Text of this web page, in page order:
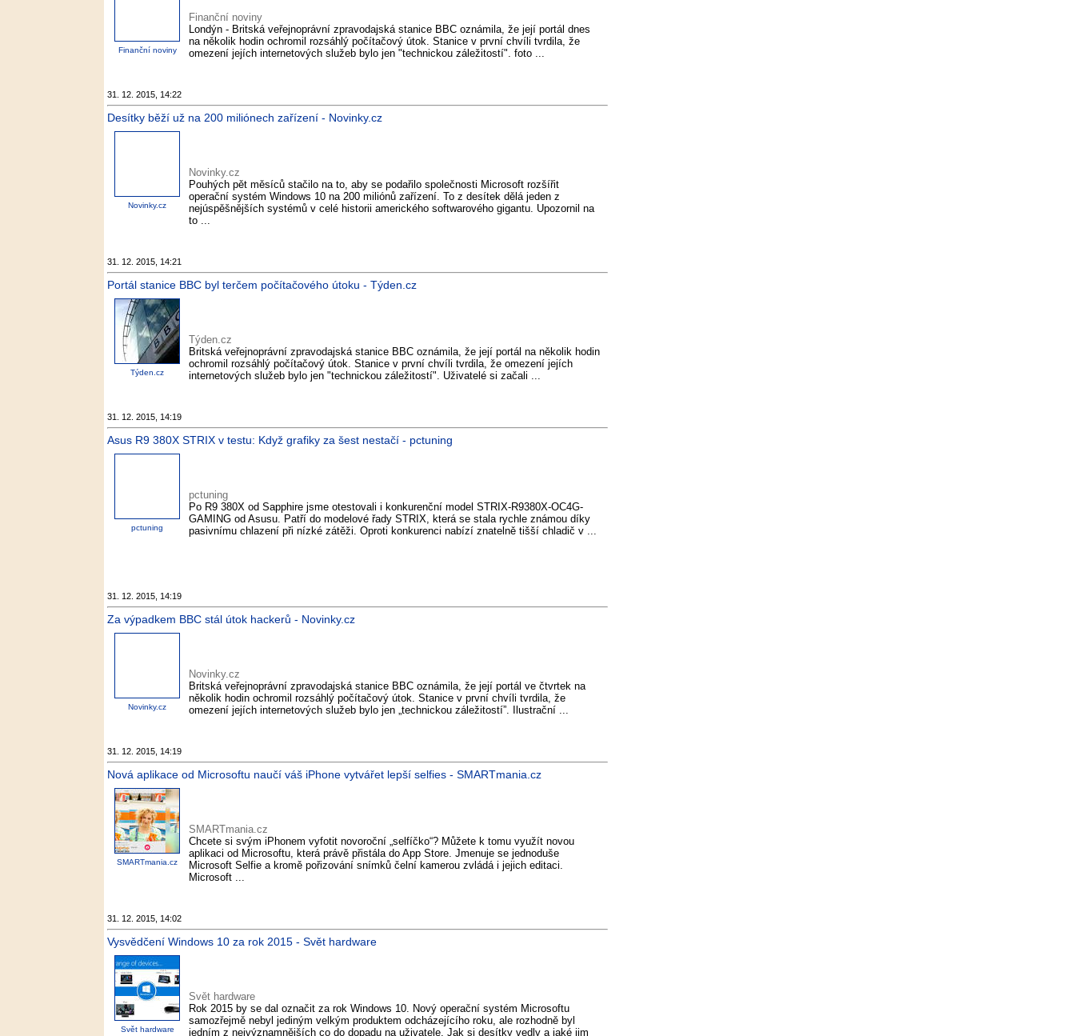
Finanční noviny
Finanční noviny
Londýn - Britská veřejnoprávní zpravodajská stanice BBC oznámila, že její portál dnes
na několik hodin ochromil rozsáhlý počítačový útok. Stanice v první chvíli tvrdila, že
omezení jejích internetových služeb bylo jen "technickou záležitostí". foto ...
31. 12. 2015, 14:22
Desítky běží už na 200 miliónech zařízení - Novinky.cz
Novinky.cz
Novinky.cz
Pouhých pět měsíců stačilo na to, aby se podařilo společnosti Microsoft rozšířit
operační systém Windows 10 na 200 miliónů zařízení. To z desítek dělá jeden z
nejúspěšnějších systémů v celé historii amerického softwarového gigantu. Upozornil na
to ...
31. 12. 2015, 14:21
Portál stanice BBC byl terčem počítačového útoku - Týden.cz
Týden.cz
Týden.cz
Britská veřejnoprávní zpravodajská stanice BBC oznámila, že její portál na několik hodin
ochromil rozsáhlý počítačový útok. Stanice v první chvíli tvrdila, že omezení jejích
internetových služeb bylo jen "technickou záležitostí". Uživatelé si začali ...
31. 12. 2015, 14:19
Asus R9 380X STRIX v testu: Když grafiky za šest nestačí - pctuning
pctuning
pctuning
Po R9 380X od Sapphire jsme otestovali i konkurenční model STRIX-R9380X-OC4G-
GAMING od Asusu. Patří do modelové řady STRIX, která se stala rychle známou díky
pasivnímu chlazení při nízké zátěži. Oproti konkurenci nabízí znatelně tišší chladič v ...
31. 12. 2015, 14:19
Za výpadkem BBC stál útok hackerů - Novinky.cz
Novinky.cz
Novinky.cz
Britská veřejnoprávní zpravodajská stanice BBC oznámila, že její portál ve čtvrtek na
několik hodin ochromil rozsáhlý počítačový útok. Stanice v první chvíli tvrdila, že
omezení jejích internetových služeb bylo jen „technickou záležitostí”. Ilustrační ...
31. 12. 2015, 14:19
Nová aplikace od Microsoftu naučí váš iPhone vytvářet lepší selfies - SMARTmania.cz
SMARTmania.cz
SMARTmania.cz
Chcete si svým iPhonem vyfotit novoroční „selfíčko“? Můžete k tomu využít novou
aplikaci od Microsoftu, která právě přistála do App Store. Jmenuje se jednoduše
Microsoft Selfie a kromě pořizování snímků čelní kamerou zvládá i jejich editaci.
Microsoft ...
31. 12. 2015, 14:02
Vysvědčení Windows 10 za rok 2015 - Svět hardware
Svět hardware
Svět hardware
Rok 2015 by se dal označit za rok Windows 10. Nový operační systém Microsoftu
samozřejmě nebyl jediným velkým produktem odcházejícího roku, ale rozhodně byl
jedním z nejvýznamnějších co do dopadu na uživatele. Jak si desítky vedly a jaké jim